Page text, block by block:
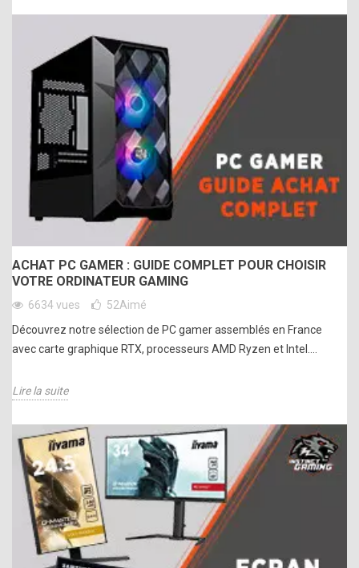
ACHAT PC GAMER : GUIDE COMPLET POUR CHOISIR
VOTRE ORDINATEUR GAMING
6634 vues 52Aimé
Découvrez notre sélection de PC gamer assemblés en France
avec carte graphique RTX, processeurs AMD Ryzen et Intel....
Lire la suite